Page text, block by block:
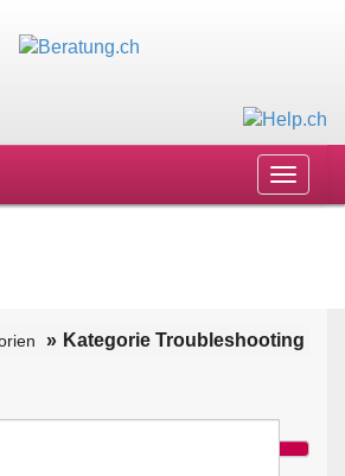
Toggle
Kategorie Troubleshooting